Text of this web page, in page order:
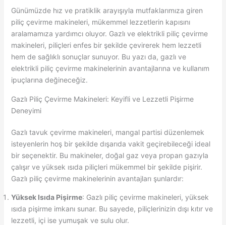
Günümüzde hız ve pratiklik arayışıyla mutfaklarımıza giren
piliç çevirme makineleri, mükemmel lezzetlerin kapısını
aralamamıza yardımcı oluyor. Gazlı ve elektrikli piliç çevirme
makineleri, piliçleri enfes bir şekilde çevirerek hem lezzetli
hem de sağlıklı sonuçlar sunuyor. Bu yazı da, gazlı ve
elektrikli piliç çevirme makinelerinin avantajlarına ve kullanım
ipuçlarına değineceğiz.
Gazlı Piliç Çevirme Makineleri: Keyifli ve Lezzetli Pişirme
Deneyimi
Gazlı tavuk çevirme makineleri, mangal partisi düzenlemek
isteyenlerin hoş bir şekilde dışarıda vakit geçirebileceği ideal
bir seçenektir. Bu makineler, doğal gaz veya propan gazıyla
çalışır ve yüksek ısıda piliçleri mükemmel bir şekilde pişirir.
Gazlı piliç çevirme makinelerinin avantajları şunlardır:
Yüksek Isıda Pişirme: Gazlı piliç çevirme makineleri, yüksek
ısıda pişirme imkanı sunar. Bu sayede, piliçlerinizin dışı kıtır ve
lezzetli, içi ise yumuşak ve sulu olur.